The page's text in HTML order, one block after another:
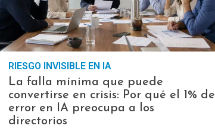
RIESGO INVISIBLE EN IA
La falla mínima que puede
convertirse en crisis: Por qué el 1% de
error en IA preocupa a los
directorios